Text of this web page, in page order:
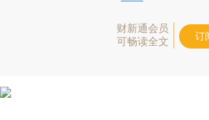
财新通会员
可畅读全文
订